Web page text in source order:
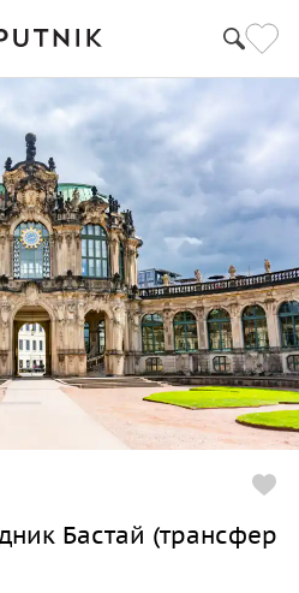
Бастай (трансфер